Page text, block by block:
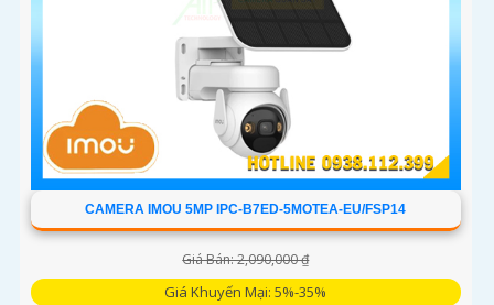
CAMERA IMOU 5MP IPC-B7ED-5MOTEA-EU/FSP14
Giá Bán: 2,090,000 ₫
Giá Khuyến Mại: 5%-35%